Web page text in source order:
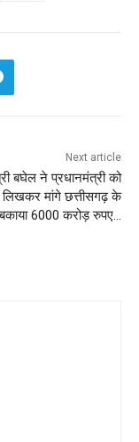
Next article
बघेल ने प्रधानमंत्री को
लिखकर मांगे छत्तीसगढ़ के
6000 करोड़ रुपए…